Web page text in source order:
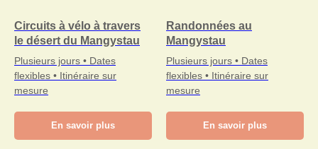
Circuits à vélo à travers
le désert du Mangystau
Plusieurs jours • Dates
flexibles • Itinéraire sur
mesure
En savoir plus
Randonnées au
Mangystau
Plusieurs jours • Dates
flexibles • Itinéraire sur
mesure
En savoir plus